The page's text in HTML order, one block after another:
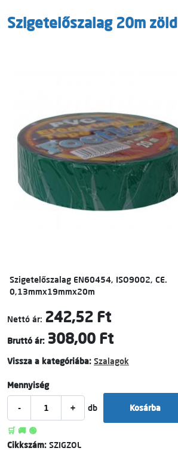
Szigetelőszalag 20m zöld
Szigetelőszalag EN60454, ISO9002, CE.
0,13mmx19mmx20m
Nettó ár: 242,52 Ft
Bruttó ár: 308,00 Ft
Vissza a kategóriába: Szalagok
Mennyiség
- + db Kosárba
🛒 🚚 🟢
Cikkszám: SZIGZOL